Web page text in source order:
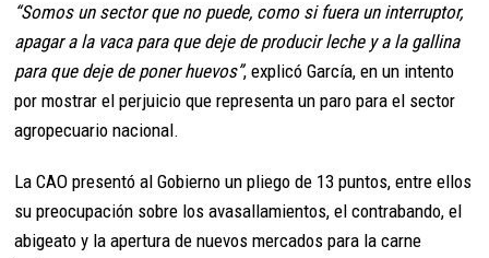
“Somos un sector que no puede, como si fuera un interruptor,
apagar a la vaca para que deje de producir leche y a la gallina
para que deje de poner huevos”, explicó García, en un intento
por mostrar el perjuicio que representa un paro para el sector
agropecuario nacional.
La CAO presentó al Gobierno un pliego de 13 puntos, entre ellos
su preocupación sobre los avasallamientos, el contrabando, el
abigeato y la apertura de nuevos mercados para la carne